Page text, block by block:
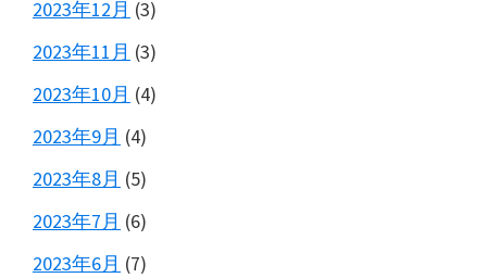
2023年12月 (3)
2023年11月 (3)
2023年10月 (4)
2023年9月 (4)
2023年8月 (5)
2023年7月 (6)
2023年6月 (7)